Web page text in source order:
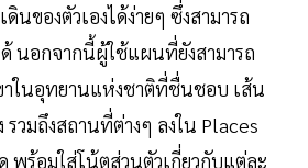
ดินของตัวเองได้ง่ายๆ ซึ่งสามารถ
นอกจากนี้ผู้ใช้แผนที่ยังสามารถ
ในอุทยานแห่งชาติที่ชื่นชอบ เส้น
รวมถึงสถานที่ต่างๆ ลงใน Places
พร้อมใส่โน้ตส่วนตัวเกี่ยวกับแต่ละ